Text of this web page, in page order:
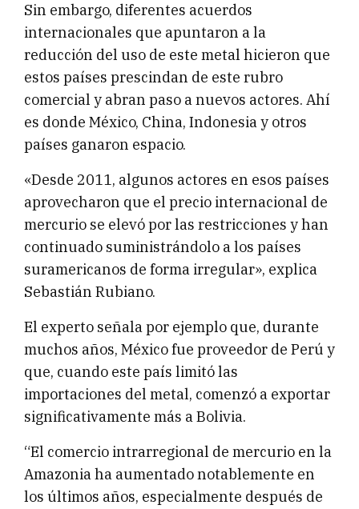
Sin embargo, diferentes acuerdos
internacionales que apuntaron a la
reducción del uso de este metal hicieron que
estos países prescindan de este rubro
comercial y abran paso a nuevos actores. Ahí
es donde México, China, Indonesia y otros
países ganaron espacio.
«Desde 2011, algunos actores en esos países
aprovecharon que el precio internacional de
mercurio se elevó por las restricciones y han
continuado suministrándolo a los países
suramericanos de forma irregular», explica
Sebastián Rubiano.
El experto señala por ejemplo que, durante
muchos años, México fue proveedor de Perú y
que, cuando este país limitó las
importaciones del metal, comenzó a exportar
significativamente más a Bolivia.
“El comercio intrarregional de mercurio en la
Amazonia ha aumentado notablemente en
los últimos años, especialmente después de